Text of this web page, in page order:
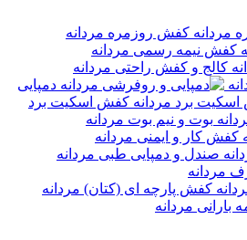
کفش روزمره مردانه
کفش نیمه رسمی مردانه
کالج و کفش راحتی مردانه
دمپایی
کفش اسکیت برد
بوت و نیم بوت مردانه
کفش کار و ایمنی مردانه
صندل و دمپایی طبی مردانه
مردانه
کفش پارچه ای (کتان) مردانه
بارانی مردانه